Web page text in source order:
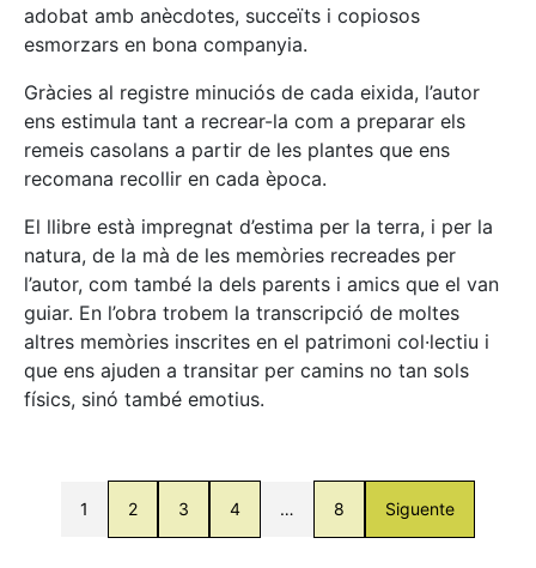
adobat amb anècdotes, succeïts i copiosos
esmorzars en bona companyia.
Gràcies al registre minuciós de cada eixida, l’autor
ens estimula tant a recrear-la com a preparar els
remeis casolans a partir de les plantes que ens
recomana recollir en cada època.
El llibre està impregnat d’estima per la terra, i per la
natura, de la mà de les memòries recreades per
l’autor, com també la dels parents i amics que el van
guiar. En l’obra trobem la transcripció de moltes
altres memòries inscrites en el patrimoni col·lectiu i
que ens ajuden a transitar per camins no tan sols
físics, sinó també emotius.
1 2 3 4 … 8 Siguente